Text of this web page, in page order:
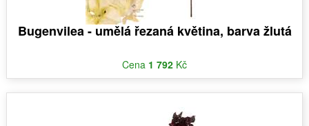
Bugenvilea - umělá řezaná květina, barva žlutá
Cena 1 792 Kč